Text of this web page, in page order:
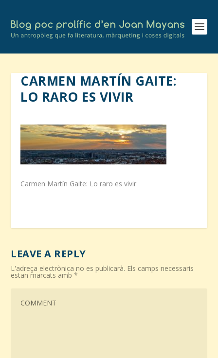
CARMEN MARTÍN GAITE:
LO RARO ES VIVIR
Carmen Martín Gaite: Lo raro es vivir
LEAVE A REPLY
L'adreça electrònica no es publicarà. Els camps necessaris
estan marcats amb*